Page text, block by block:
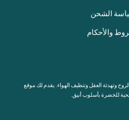
الشحن
والأحكام
وتهدئة العقل وتنظيف الهواء. يقدم لك موقع